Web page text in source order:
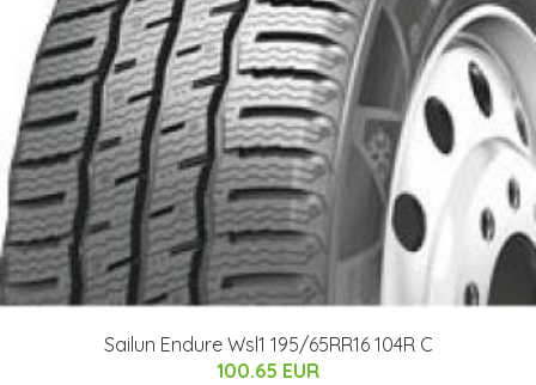
Sailun Endure Wsl1 195/65RR16 104R C
100.65 EUR